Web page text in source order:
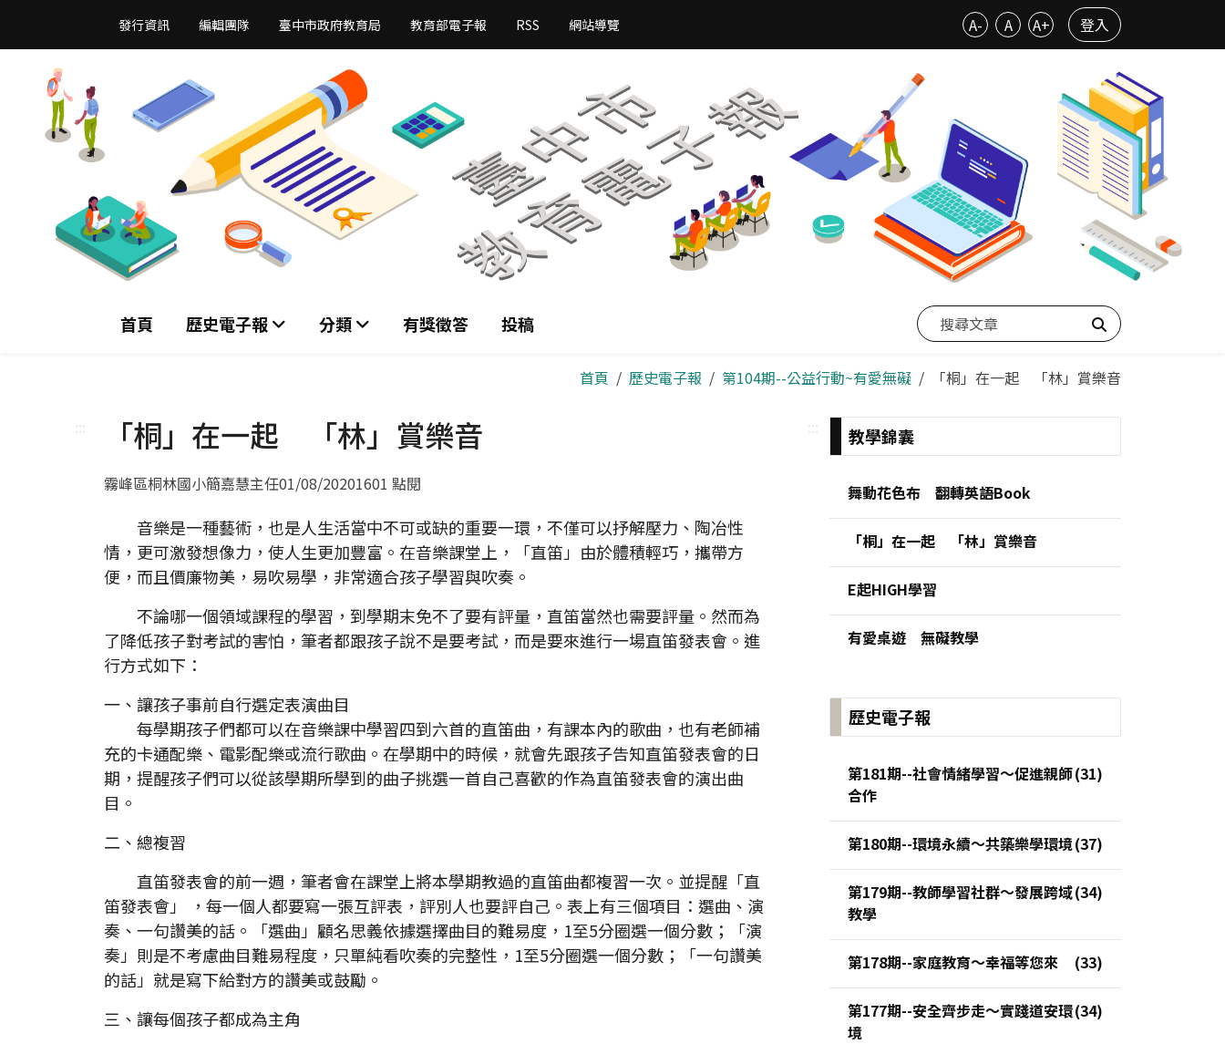
主
發行資訊 編輯團隊 臺中市政府教育局 教育部電子報 RSS 網站導覽 A- A A+ 登入
首頁 歷史電子報 分類 有獎徵答 投稿
搜尋
首頁 歷史電子報 第104期--公益行動~有愛無礙 「桐」在一起 「林」賞樂音
::: 「桐」在一起 「林」賞樂音
霧峰區桐林國小簡嘉慧主任01/08/20201601 點閱
音樂是一種藝術，也是人生活當中不可或缺的重要一環，不僅可以抒解壓力、陶冶性
情，更可激發想像力，使人生更加豐富。在音樂課堂上，「直笛」由於體積輕巧，攜帶方
便，而且價廉物美，易吹易學，非常適合孩子學習與吹奏。
不論哪一個領域課程的學習，到學期末免不了要有評量，直笛當然也需要評量。然而為
了降低孩子對考試的害怕，筆者都跟孩子說不是要考試，而是要來進行一場直笛發表會。進
行方式如下：
一、讓孩子事前自行選定表演曲目
每學期孩子們都可以在音樂課中學習四到六首的直笛曲，有課本內的歌曲，也有老師補
充的卡通配樂、電影配樂或流行歌曲。在學期中的時候，就會先跟孩子告知直笛發表會的日
期，提醒孩子們可以從該學期所學到的曲子挑選一首自己喜歡的作為直笛發表會的演出曲
目。
二、總複習
直笛發表會的前一週，筆者會在課堂上將本學期教過的直笛曲都複習一次。並提醒「直
笛發表會」 ，每一個人都要寫一張互評表，評別人也要評自己。表上有三個項目：選曲、演
奏、一句讚美的話。「選曲」顧名思義依據選擇曲目的難易度，1至5分圈選一個分數；「演
奏」則是不考慮曲目難易程度，只單純看吹奏的完整性，1至5分圈選一個分數；「一句讚美
的話」就是寫下給對方的讚美或鼓勵。
三、讓每個孩子都成為主角
::: 教學錦囊
舞動花色布 翻轉英語Book
「桐」在一起 「林」賞樂音
E起HIGH學習
有愛桌遊 無礙教學
歷史電子報
第181期--社會情緒學習～促進親師
合作
第180期--環境永續～共築樂學環境
第179期--教師學習社群～發展跨域
教學
第178期--家庭教育～幸福等您來
第177期--安全齊步走～實踐道安環
境